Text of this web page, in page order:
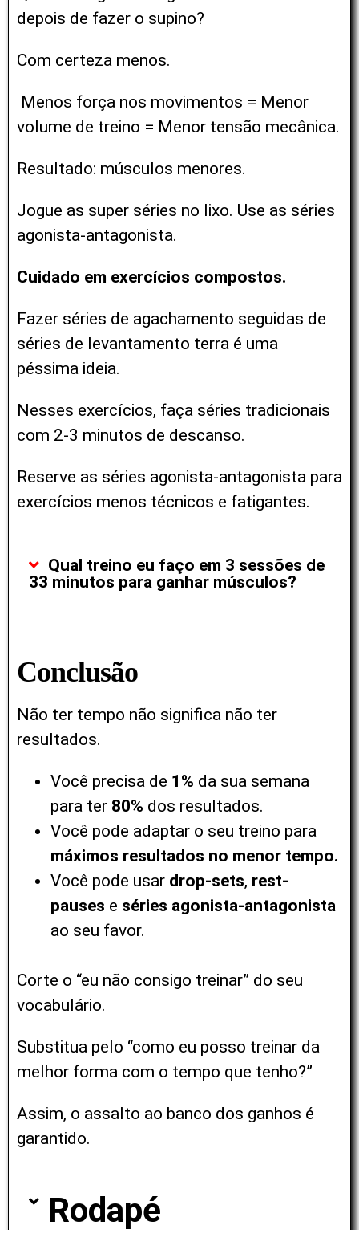
depois de fazer o supino?
Com certeza menos.
Menos força nos movimentos = Menor
volume de treino = Menor tensão mecânica.
Resultado: músculos menores.
Jogue as super séries no lixo. Use as séries
agonista-antagonista.
Cuidado em exercícios compostos.
Fazer séries de agachamento seguidas de
séries de levantamento terra é uma
péssima ideia.
Nesses exercícios, faça séries tradicionais
com 2-3 minutos de descanso.
Reserve as séries agonista-antagonista para
exercícios menos técnicos e fatigantes.
Qual treino eu faço em 3 sessões de
33 minutos para ganhar músculos?
Conclusão
Não ter tempo não significa não ter
resultados.
Você precisa de 1% da sua semana
para ter 80% dos resultados.
Você pode adaptar o seu treino para
máximos resultados no menor tempo.
Você pode usar drop-sets, rest-
pauses e séries agonista-antagonista
ao seu favor.
Corte o “eu não consigo treinar” do seu
vocabulário.
Substitua pelo “como eu posso treinar da
melhor forma com o tempo que tenho?”
Assim, o assalto ao banco dos ganhos é
garantido.
Rodapé​